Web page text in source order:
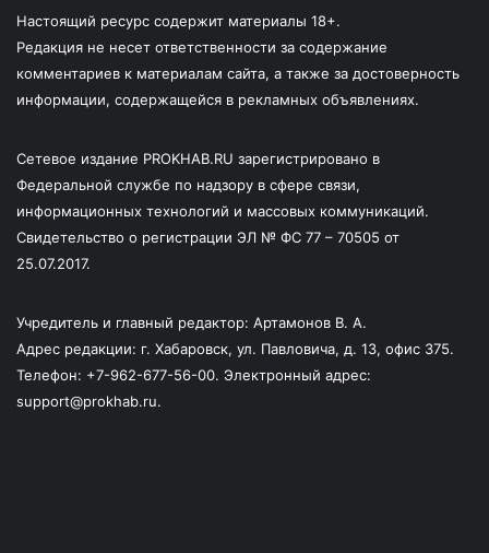
Настоящий ресурс содержит материалы 18+.
Редакция не несет ответственности за содержание
комментариев к материалам сайта, а также за достоверность
информации, содержащейся в рекламных объявлениях.
Сетевое издание PROKHAB.RU зарегистрировано в
Федеральной службе по надзору в сфере связи,
информационных технологий и массовых коммуникаций.
Свидетельство о регистрации ЭЛ № ФС 77 – 70505 от
25.07.2017.
Учредитель и главный редактор: Артамонов В. А.
Адрес редакции: г. Хабаровск, ул. Павловича, д. 13, офис 375.
Телефон: +7-962-677-56-00. Электронный адрес:
support@prokhab.ru.